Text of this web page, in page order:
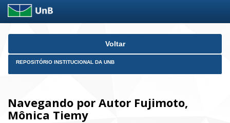
Skip
Voltar
REPOSITÓRIO INSTITUCIONAL DA UNB
Navegando por Autor Fujimoto,
Mônica Tiemy